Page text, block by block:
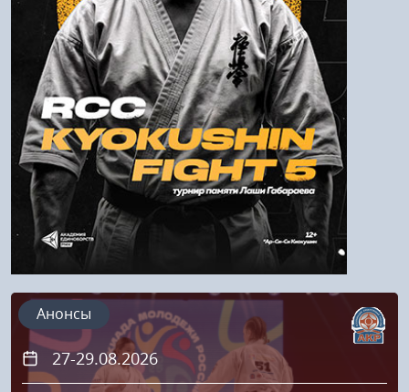
Войти
Напомнить пароль
Регистрация
27-29.08.2026
Анонсы